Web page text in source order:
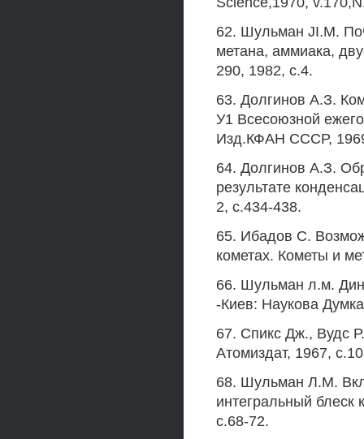
62. Шульман JI.M.
метана, аммиака,
290, 1982, с.4.
63. Долгинов А.З.
У1 Всесоюзной
Изд.КФАН СССР,
64. Долгинов А.З.
результате
2, с.434-438.
65. Ибадов С.
кометах. Кометы и
66. Шульман л.м.
-Киев: Наукова
67. Спикс Дж., Вудс
Атомиздат, 1967,
68. Шульман Л.М.
интегральный блеск
с.68-72.